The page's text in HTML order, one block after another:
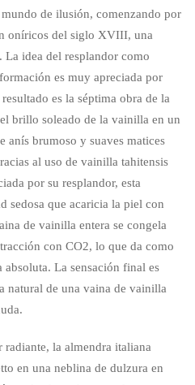
de ilusión, comenzando por
oníricos del siglo XVIII, una
idea del resplandor como
es muy apreciada por
es la séptima obra de la
brillo soleado de la vainilla en un
anís brumoso y suaves matices
al uso de vainilla tahitensis
por su resplandor, esta
sedosa que acaricia la piel con
de vainilla entera se congela
con CO2, lo que da como
absoluta. La sensación final es
natural de una vaina de vainilla
radiante, la almendra italiana
en una neblina de dulzura en